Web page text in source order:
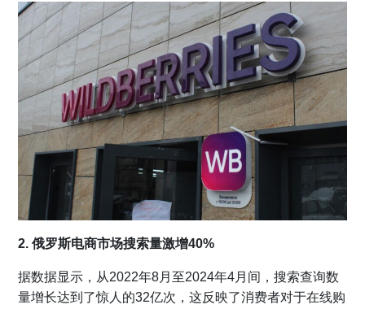
2. 俄罗斯电商市场搜索量激增40%
据数据显示，从2022年8月至2024年4月间，搜索查询数
量增长达到了惊人的32亿次，这反映了消费者对于在线购